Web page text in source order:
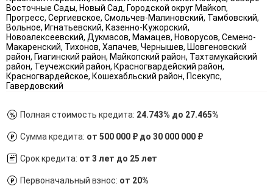
Восточные Сады, Новый Сад, Городской округ Майкоп,
Прогресс, Сергиевское, Смольчев-Малиновский, Тамбовский,
Вольное, Игнатьевский, Казенно-Кужорский,
Новоалексеевский, Дукмасов, Мамацев, Новорусов, Семено-
Макаренский, Тихонов, Хапачев, Чернышев, Шовгеновский
район, Гиагинский район, Майкопский район, Тахтамукайский
район, Теучежский район, Красногвардейский район,
Красногвардейское, Кошехабльский район, Псекупс,
Гавердовский
Полная стоимость кредита: 24.743% до 27.465%
Сумма кредита: от 500 000 ₽ до 30 000 000 ₽
Срок кредита: от 3 лет до 25 лет
Первоначальный взнос: от 20%